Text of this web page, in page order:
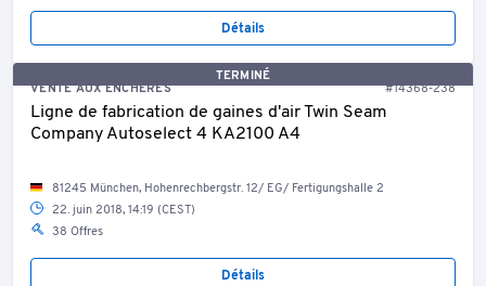
Détails
TERMINÉ
VENTE AUX ENCHÈRES
#14368-238
Ligne de fabrication de gaines d'air Twin Seam
Company Autoselect 4 KA2100 A4
81245 München, Hohenrechbergstr. 12/ EG/ Fertigungshalle 2
22. juin 2018, 14:19 (CEST)
38 Offres
Détails